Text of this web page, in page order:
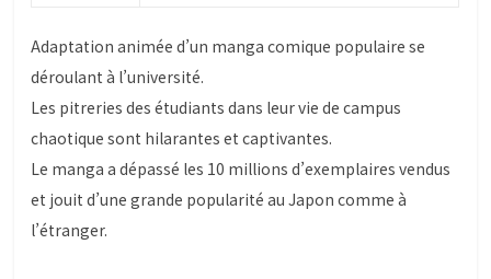
Adaptation animée d’un manga comique populaire se
déroulant à l’université.
Les pitreries des étudiants dans leur vie de campus
chaotique sont hilarantes et captivantes.
Le manga a dépassé les 10 millions d’exemplaires vendus
et jouit d’une grande popularité au Japon comme à
l’étranger.